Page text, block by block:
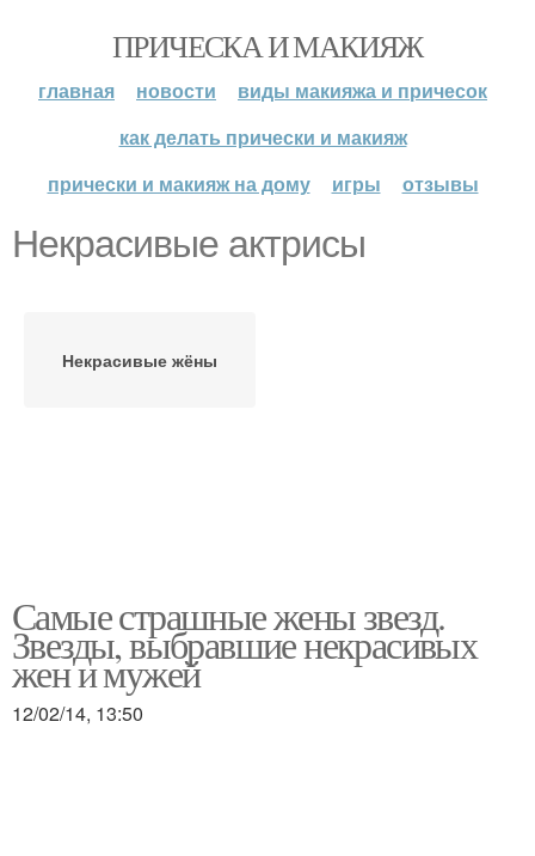
ПРИЧЕСКА И МАКИЯЖ
главная новости
виды макияжа и причесок
как делать прически и макияж
прически и макияж на дому
игры отзывы
Некрасивые актрисы
Некрасивые жёны
Самые страшные жены звезд.
Звезды, выбравшие некрасивых
жен и мужей
12/02/14, 13:50